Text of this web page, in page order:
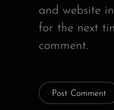
and website
for the next
comment.